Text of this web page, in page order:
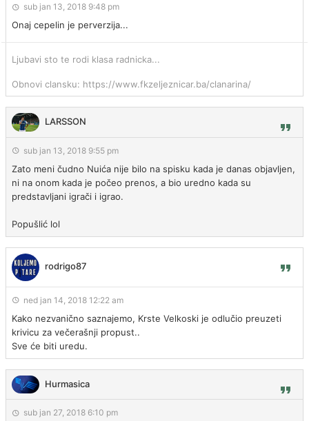
sub jan 13, 2018 9:48 pm
Onaj cepelin je perverzija...
Ljubavi sto te rodi klasa radnicka...
Obnovi clansku: https://www.fkzeljeznicar.ba/clanarina/
LARSSON
sub jan 13, 2018 9:55 pm
Zato meni čudno Nuića nije bilo na spisku kada je danas objavljen,
ni na onom kada je počeo prenos, a bio uredno kada su
predstavljani igrači i igrao.
Popušlić lol
rodrigo87
ned jan 14, 2018 12:22 am
Kako nezvanično saznajemo, Krste Velkoski je odlučio preuzeti
krivicu za večerašnji propust..
Sve će biti uredu.
Hurmasica
sub jan 27, 2018 6:10 pm